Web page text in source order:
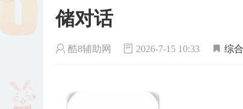
储对话
酷8辅助网 2026-7-15 10:33 综